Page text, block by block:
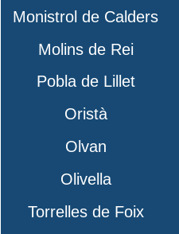
Monistrol de Calders
Molins de Rei
Pobla de Lillet
Oristà
Olvan
Olivella
Torrelles de Foix